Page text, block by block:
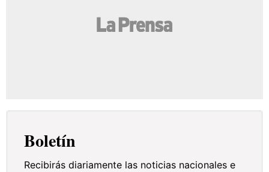
Boletín
Recibirás diariamente las noticias nacionales e